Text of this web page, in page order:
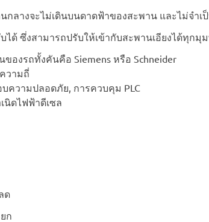
กลางจะไม่เดินบนดาดฟ้าของสะพาน และไม่จำเ
ด้ ซึ่งสามารถปรับให้เข้ากับสะพานเอียงได้ทุกมุม
องรถทั้งคันคือ Siemens หรือ Schneider
วามถี่
บความปลอดภัย, การควบคุม PLC
นิดไฟฟ้าดีเซล
ด
ก